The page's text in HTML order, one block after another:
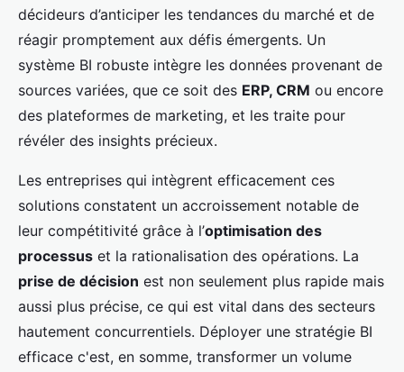
décideurs d’anticiper les tendances du marché et de
réagir promptement aux défis émergents. Un
système BI robuste intègre les données provenant de
sources variées, que ce soit des ERP, CRM ou encore
des plateformes de marketing, et les traite pour
révéler des insights précieux.
Les entreprises qui intègrent efficacement ces
solutions constatent un accroissement notable de
leur compétitivité grâce à l’optimisation des
processus et la rationalisation des opérations. La
prise de décision est non seulement plus rapide mais
aussi plus précise, ce qui est vital dans des secteurs
hautement concurrentiels. Déployer une stratégie BI
efficace c'est, en somme, transformer un volume